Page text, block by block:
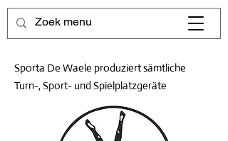
Sporta De Waele produziert sämtliche
Turn-, Sport- und Spielplatzgeräte